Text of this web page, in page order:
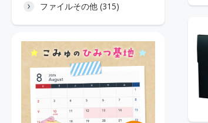
ファイルその他 (315)